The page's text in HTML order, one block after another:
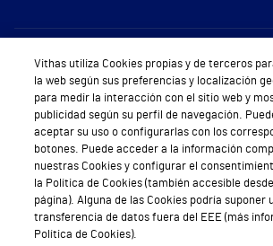
Sobre Vithas
Quiénes somos
Trabajar en Vithas
Teléfono Cita Médica
Teléfono Atención al
Política de seguridad y salud en
Vithas utiliza Cookies propias y de terceros
la web según sus preferencias y localización
para medir la interacción con el sitio web y
publicidad según su perfil de navegación.
aceptar su uso o configurarlas con los
botones. Puede acceder a la información
nuestras Cookies y configurar el
la Política de Cookies (también accesible
página). Alguna de las Cookies podría suponer
transferencia de datos fuera del EEE (más
Política de Cookies).